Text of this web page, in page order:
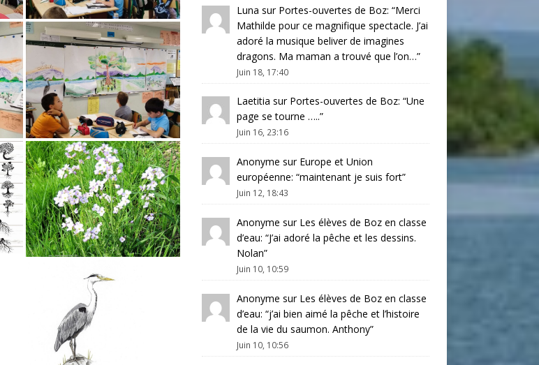
Luna sur Portes-ouvertes de Boz: “Merci
Mathilde pour ce magnifique spectacle. J’ai
adoré la musique beliver de imagines
dragons. Ma maman a trouvé que l’on…”
Juin 18, 17:40
Laetitia sur Portes-ouvertes de Boz: “Une
page se tourne …..”
Juin 16, 23:16
Anonyme sur Europe et Union
européenne: “maintenant je suis fort”
Juin 12, 18:43
Anonyme sur Les élèves de Boz en classe
d’eau: “J’ai adoré la pêche et les dessins.
Nolan”
Juin 10, 10:59
Anonyme sur Les élèves de Boz en classe
d’eau: “j’ai bien aimé la pêche et l’histoire
de la vie du saumon. Anthony”
Juin 10, 10:56